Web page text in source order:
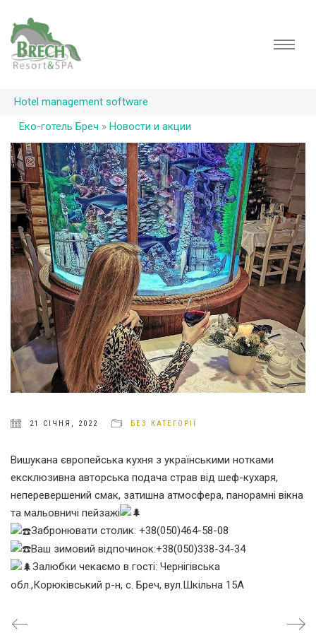
Hotel management software
Еко-готель Бреч » Новости и акции
21 СІЧНЯ, 2022 БЕЗ КАТЕГОРІЇ
Вишукана європейська кухня з українськими нотками
ексклюзивна авторська подача страв від шеф-кухаря,
неперевершений смак, затишна атмосфера, панорамні вікна
та мальовничі пейзажі
Забронювати столик: +38(050)464-58-08
Ваш зимовий відпочинок:+38(050)338-34-34
Залюбки чекаємо в гості: Чернігівська
обл.,Корюківський р-н, с. Бреч, вул.Шкільна 15А